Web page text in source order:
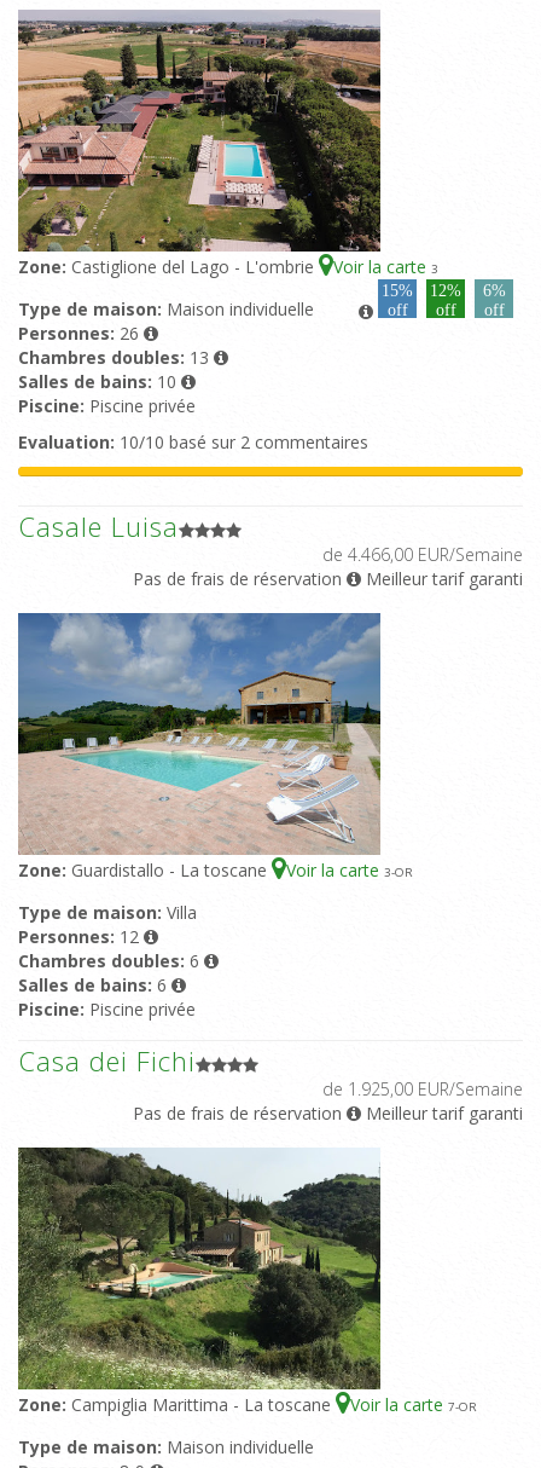
Zone: Castiglione del Lago - L'ombrie Voir la carte 3
15%
off
12%
off
6%
off
Type de maison: Maison individuelle
Personnes: 26
Chambres doubles: 13
Salles de bains: 10
Piscine: Piscine privée
Evaluation: 10/10 basé sur 2 commentaires
Casale Luisa
de 4.466,00 EUR/Semaine
Pas de frais de réservation
Meilleur tarif garanti
Zone: Guardistallo - La toscane Voir la carte 3-OR
Type de maison: Villa
Personnes: 12
Chambres doubles: 6
Salles de bains: 6
Piscine: Piscine privée
Casa dei Fichi
de 1.925,00 EUR/Semaine
Pas de frais de réservation
Meilleur tarif garanti
Zone: Campiglia Marittima - La toscane Voir la carte 7-OR
Type de maison: Maison individuelle